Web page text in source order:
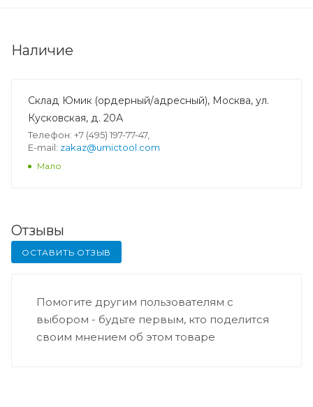
Наличие
Склад Юмик (ордерный/адресный), Москва, ул.
Кусковская, д. 20А
Телефон: +7 (495) 197-77-47,
E-mail: zakaz@umictool.com
Мало
Отзывы
ОСТАВИТЬ ОТЗЫВ
Помогите другим пользователям с
выбором - будьте первым, кто поделится
своим мнением об этом товаре